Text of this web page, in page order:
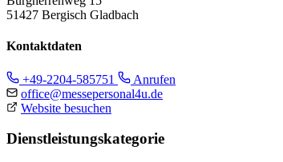
51427 Bergisch Gladbach
Kontaktdaten
+49-2204-585751
Anrufen
office@messepersonal4u.de
Website besuchen
Dienstleistungskategorie